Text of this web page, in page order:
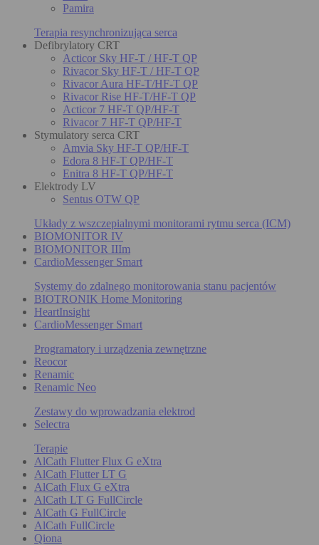
Pamira
Terapia resynchronizująca serca
Defibrylatory CRT
Acticor Sky HF-T / HF-T QP
Rivacor Sky HF-T / HF-T QP
Rivacor Aura HF-T/HF-T QP
Rivacor Rise HF-T/HF-T QP
Acticor 7 HF-T QP/HF-T
Rivacor 7 HF-T QP/HF-T
Stymulatory serca CRT
Amvia Sky HF-T QP/HF-T
Edora 8 HF-T QP/HF-T
Enitra 8 HF-T QP/HF-T
Elektrody LV
Sentus OTW QP
Układy z wszczepialnymi monitorami rytmu serca (ICM)
BIOMONITOR IV
BIOMONITOR IIIm
CardioMessenger Smart
Systemy do zdalnego monitorowania stanu pacjentów
BIOTRONIK Home Monitoring
HeartInsight
CardioMessenger Smart
Programatory i urządzenia zewnętrzne
Reocor
Renamic
Renamic Neo
Zestawy do wprowadzania elektrod
Selectra
Terapie
AlCath Flutter Flux G eXtra
AlCath Flutter LT G
AlCath Flux G eXtra
AlCath LT G FullCircle
AlCath G FullCircle
AlCath FullCircle
Qiona